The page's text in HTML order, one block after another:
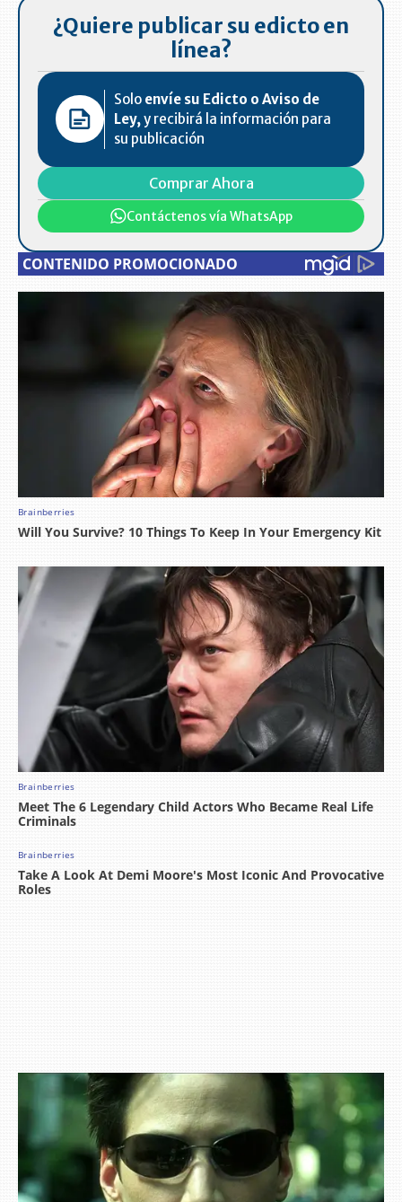
¿Quiere publicar su edicto en
línea?
Solo envíe su Edicto o Aviso de
Ley, y recibirá la información para
su publicación
Comprar Ahora
Contáctenos vía WhatsApp